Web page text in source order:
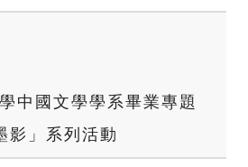
中國文學學系畢業專題
」系列活動